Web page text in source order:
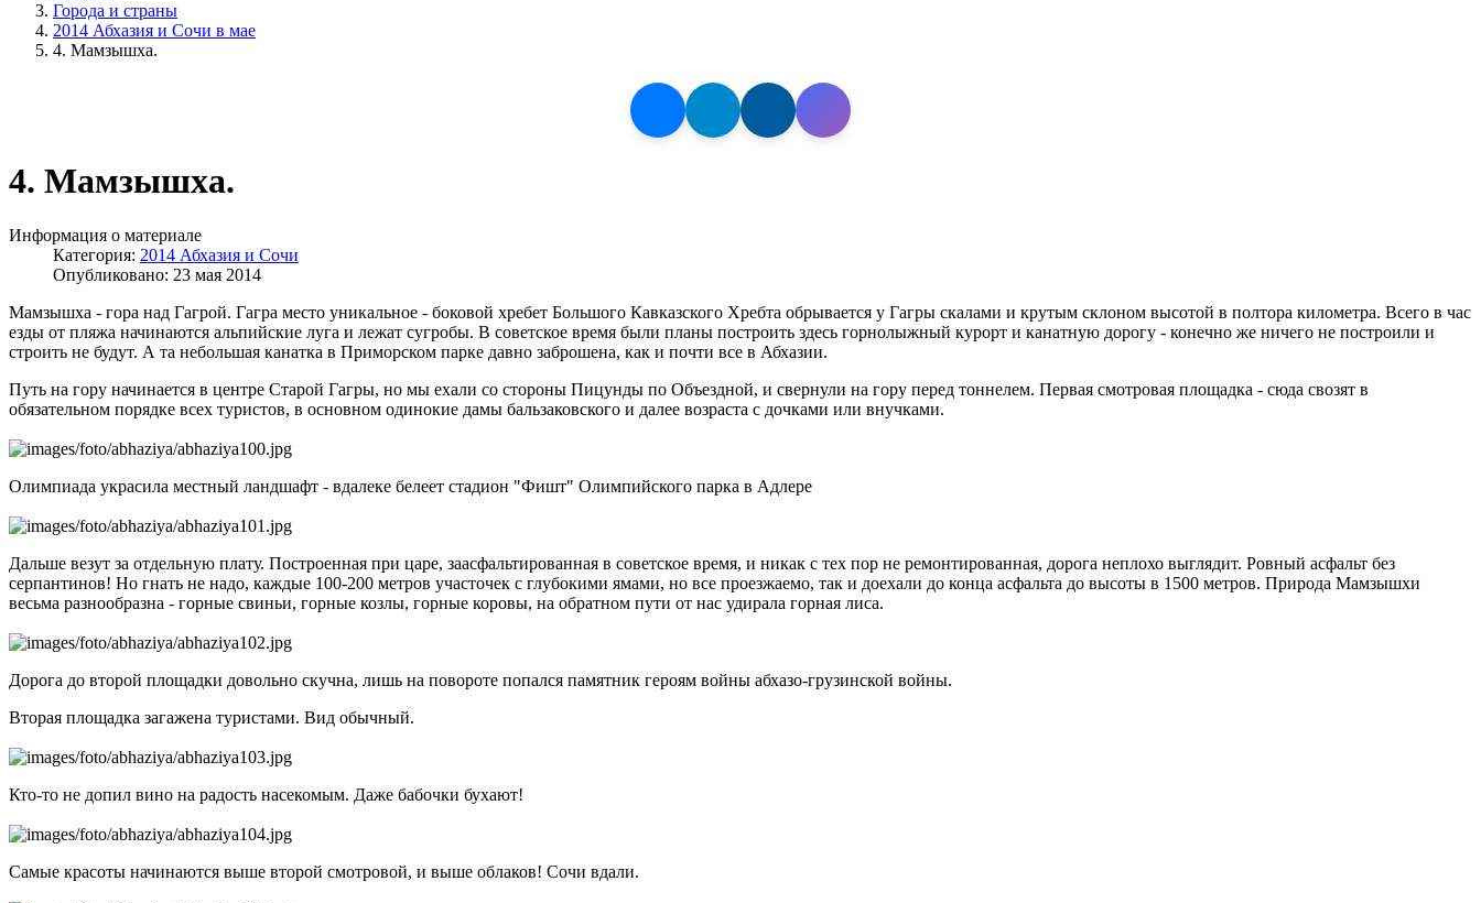
Города и страны
2014 Абхазия и Сочи в мае
4. Мамзышха.
4. Мамзышха.
Информация о материале
Категория: 2014 Абхазия и Сочи
Опубликовано: 23 мая 2014
Мамзышха - гора над Гагрой. Гагра место уникальное - боковой хребет Большого Кавказского Хребта обрывается у Гагры скалами и крутым склоном высотой в полтора километра. Всего в час
езды от пляжа начинаются альпийские луга и лежат сугробы. В советское время были планы построить здесь горнолыжный курорт и канатную дорогу - конечно же ничего не построили и
строить не будут. А та небольшая канатка в Приморском парке давно заброшена, как и почти все в Абхазии.
Путь на гору начинается в центре Старой Гагры, но мы ехали со стороны Пицунды по Объездной, и свернули на гору перед тоннелем. Первая смотровая площадка - сюда свозят в
обязательном порядке всех туристов, в основном одинокие дамы бальзаковского и далее возраста с дочками или внучками.
Олимпиада украсила местный ландшафт - вдалеке белеет стадион "Фишт" Олимпийского парка в Адлере
Дальше везут за отдельную плату. Построенная при царе, заасфальтированная в советское время, и никак с тех пор не ремонтированная, дорога неплохо выглядит. Ровный асфальт без
серпантинов! Но гнать не надо, каждые 100-200 метров участочек с глубокими ямами, но все проезжаемо, так и доехали до конца асфальта до высоты в 1500 метров. Природа Мамзышхи
весьма разнообразна - горные свиньи, горные козлы, горные коровы, на обратном пути от нас удирала горная лиса.
Дорога до второй площадки довольно скучна, лишь на повороте попался памятник героям войны абхазо-грузинской войны.
Вторая площадка загажена туристами. Вид обычный.
Кто-то не допил вино на радость насекомым. Даже бабочки бухают!
Самые красоты начинаются выше второй смотровой, и выше облаков! Сочи вдали.